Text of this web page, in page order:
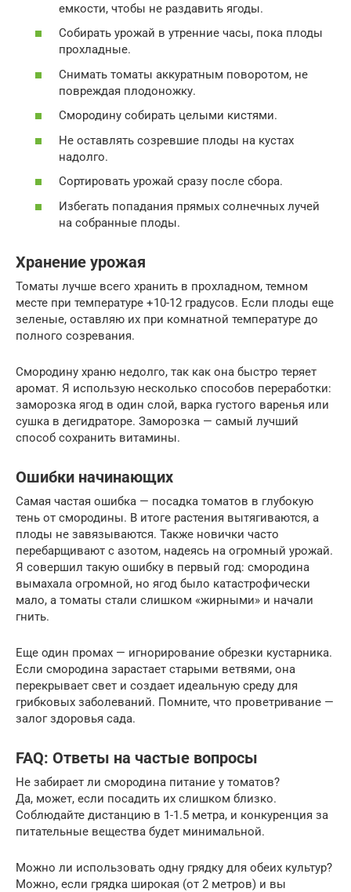
емкости, чтобы не раздавить ягоды.
Собирать урожай в утренние часы, пока плоды
прохладные.
Снимать томаты аккуратным поворотом, не
повреждая плодоножку.
Смородину собирать целыми кистями.
Не оставлять созревшие плоды на кустах
надолго.
Сортировать урожай сразу после сбора.
Избегать попадания прямых солнечных лучей
на собранные плоды.
Хранение урожая
Томаты лучше всего хранить в прохладном, темном
месте при температуре +10-12 градусов. Если плоды еще
зеленые, оставляю их при комнатной температуре до
полного созревания.
Смородину храню недолго, так как она быстро теряет
аромат. Я использую несколько способов переработки:
заморозка ягод в один слой, варка густого варенья или
сушка в дегидраторе. Заморозка — самый лучший
способ сохранить витамины.
Ошибки начинающих
Самая частая ошибка — посадка томатов в глубокую
тень от смородины. В итоге растения вытягиваются, а
плоды не завязываются. Также новички часто
перебарщивают с азотом, надеясь на огромный урожай.
Я совершил такую ошибку в первый год: смородина
вымахала огромной, но ягод было катастрофически
мало, а томаты стали слишком «жирными» и начали
гнить.
Еще один промах — игнорирование обрезки кустарника.
Если смородина зарастает старыми ветвями, она
перекрывает свет и создает идеальную среду для
грибковых заболеваний. Помните, что проветривание —
залог здоровья сада.
FAQ: Ответы на частые вопросы
Не забирает ли смородина питание у томатов?
Да, может, если посадить их слишком близко.
Соблюдайте дистанцию в 1-1.5 метра, и конкуренция за
питательные вещества будет минимальной.
Можно ли использовать одну грядку для обеих культур?
Можно, если грядка широкая (от 2 метров) и вы